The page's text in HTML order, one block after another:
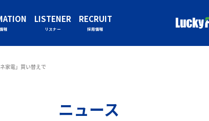
報
LISTENER
リスナー
RECRUIT
採用情報
家電」買い替えで
ニュース